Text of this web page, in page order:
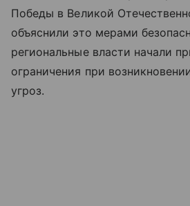
Победы в Великой
объяснили это мерами
региональные власти начали
ограничения при
угроз.